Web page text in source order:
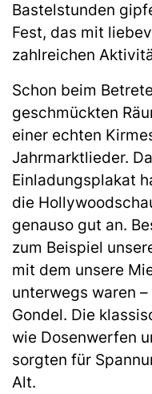
Bastelstunden
Fest, das mit
zahlreichen
Schon beim
geschmückten
einer echten
Jahrmarktlieder.
Einladungsplakat
die
genauso gut an.
zum Beispiel
mit dem unsere
unterwegs waren
Gondel. Die
wie Dosenwerfen
sorgten für
Alt.